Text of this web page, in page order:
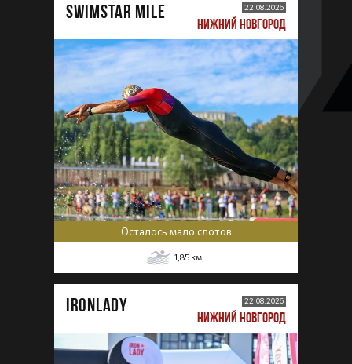
SWIMSTAR MILE 22.08.2026
НИЖНИЙ НОВГОРОД
Осталось мало слотов
1,85 км
IRONLADY 22.08.2026
НИЖНИЙ НОВГОРОД